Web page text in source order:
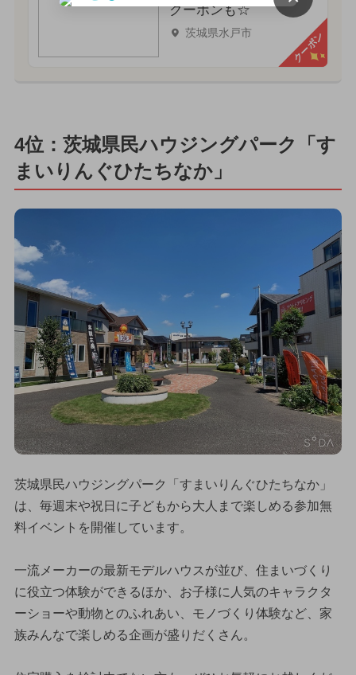
クーポンも☆
茨城県水戸市 クーポン
4位：茨城県民ハウジングパーク「す
まいりんぐひたちなか」
茨城県民ハウジングパーク「すまいりんぐひたちなか」
は、毎週末や祝日に子どもから大人まで楽しめる参加無
料イベントを開催しています。
一流メーカーの最新モデルハウスが並び、住まいづくり
に役立つ体験ができるほか、お子様に人気のキャラクタ
ーショーや動物とのふれあい、モノづくり体験など、家
族みんなで楽しめる企画が盛りだくさん。